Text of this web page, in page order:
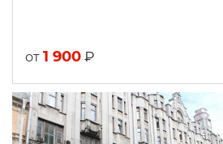
от 1 900 ₽